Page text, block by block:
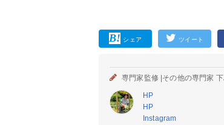
シェア ツイート
専門家監修 | その他の専門家
HP
HP
Instagram